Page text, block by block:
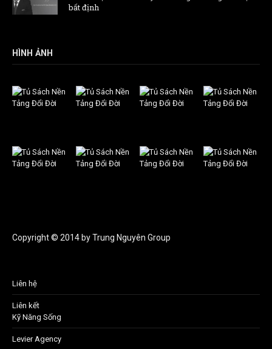
bất định
HÌNH ẢNH
Copyright © 2014 by Trung Nguyên Group
Liên hệ
Liên kết
Kỹ Năng Sống
Levier Agency